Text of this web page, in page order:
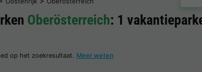
Oberösterreich: 1
op het zoekresultaat. Meer weten